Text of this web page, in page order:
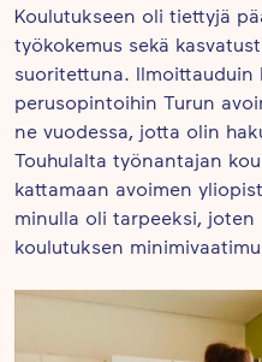
Koulutukseen oli tiettyjä
työkokemus sekä
suoritettuna. Ilmoittauduin
perusopintoihin Turun
ne vuodessa, jotta olin
Touhulalta työnantajan
kattamaan avoimen
minulla oli tarpeeksi,
koulutuksen